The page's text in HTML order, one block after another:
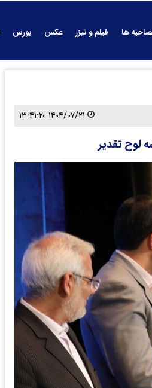
ها فیلم و تیزر عکس بورس
۱۴۰۴/۰۷/۲۱ ۱۳:۴۱:۲۰
لوح تقدیر